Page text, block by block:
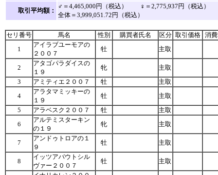
取引平均額：
♂＝4,465,000円（税込） ♀＝2,775,937円（税込
全体＝3,999,051.72円（税込）
セリ番号 馬名 性別 購買者氏名 区分 取引価格
消
1
アイラブユーモアの
２００７
牡 主取
2
アタゴパラダイスの
１９
牝
主取
3
アミティエ２００７ 牡
主取
4
アラタマミッキーの
１９
牡
主取
5
アラベスク２００７ 牡
主取
6
アルテミスターキン
の１９
牝 主取
7
アンドゥトロアの１
９
牡 主取
8
イッツアバウトシル
ヴァー２００７
牡 主取